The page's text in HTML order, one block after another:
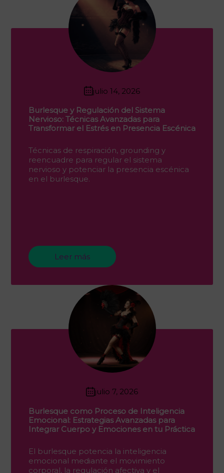
julio 14, 2026
Burlesque y Regulación del Sistema
Nervioso: Técnicas Avanzadas para
Transformar el Estrés en Presencia Escénica
Técnicas de respiración, grounding y
reencuadre para regular el sistema
nervioso y potenciar la presencia escénica
en el burlesque.
Leer más
julio 7, 2026
Burlesque como Proceso de Inteligencia
Emocional: Estrategias Avanzadas para
Integrar Cuerpo y Emociones en tu Práctica
El burlesque potencia la inteligencia
emocional mediante el movimiento
corporal, la regulación afectiva y el